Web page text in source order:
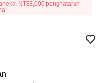
NT$3,000 penghataran